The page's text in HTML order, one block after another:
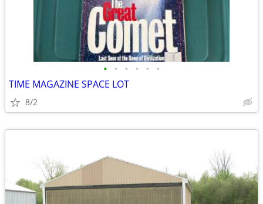
• • • • • •
TIME MAGAZINE SPACE LOT
8/2